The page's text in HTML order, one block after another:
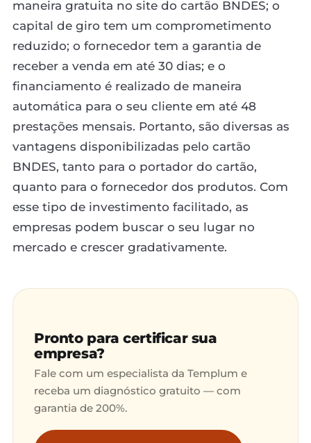
maneira gratuita no site do cartão BNDES; o
capital de giro tem um comprometimento
reduzido; o fornecedor tem a garantia de
receber a venda em até 30 dias; e o
financiamento é realizado de maneira
automática para o seu cliente em até 48
prestações mensais. Portanto, são diversas as
vantagens disponibilizadas pelo cartão
BNDES, tanto para o portador do cartão,
quanto para o fornecedor dos produtos. Com
esse tipo de investimento facilitado, as
empresas podem buscar o seu lugar no
mercado e crescer gradativamente.
Pronto para certificar sua
empresa?
Fale com um especialista da Templum e
receba um diagnóstico gratuito — com
garantia de 200%.